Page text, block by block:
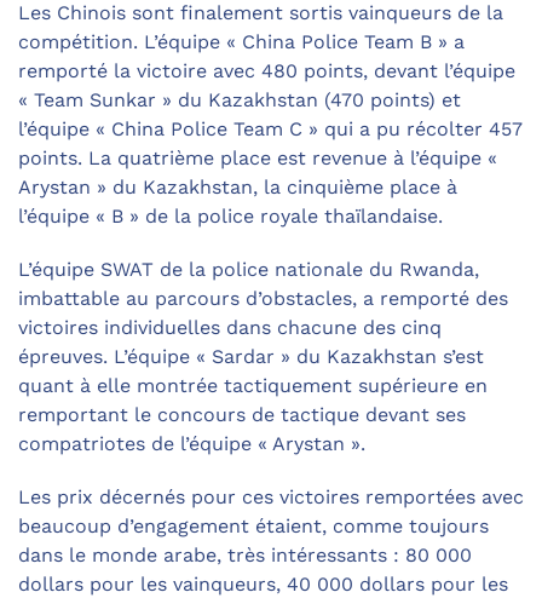
Les Chinois sont finalement sortis vainqueurs de la
compétition. L’équipe « China Police Team B » a
remporté la victoire avec 480 points, devant l’équipe
« Team Sunkar » du Kazakhstan (470 points) et
l’équipe « China Police Team C » qui a pu récolter 457
points. La quatrième place est revenue à l’équipe «
Arystan » du Kazakhstan, la cinquième place à
l’équipe « B » de la police royale thaïlandaise.
L’équipe SWAT de la police nationale du Rwanda,
imbattable au parcours d’obstacles, a remporté des
victoires individuelles dans chacune des cinq
épreuves. L’équipe « Sardar » du Kazakhstan s’est
quant à elle montrée tactiquement supérieure en
remportant le concours de tactique devant ses
compatriotes de l’équipe « Arystan ».
Les prix décernés pour ces victoires remportées avec
beaucoup d’engagement étaient, comme toujours
dans le monde arabe, très intéressants : 80 000
dollars pour les vainqueurs, 40 000 dollars pour les